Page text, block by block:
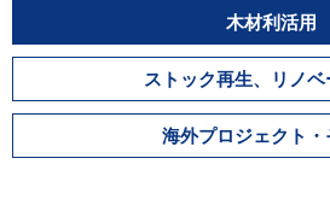
木材利活用
ストック再生、リノ
海外プロジェクト・